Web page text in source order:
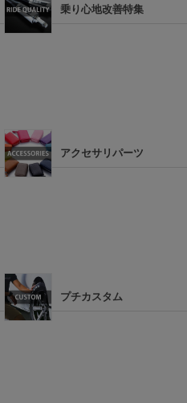
乗り心地改善特集
アクセサリパーツ
プチカスタム